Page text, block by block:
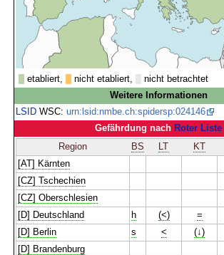
etabliert, nicht etabliert,
nicht betrachtet
Weitere Informationen
LSID WSC:urn:lsid:nmbe.ch:spidersp:024146
Gefährdung nach Roter Liste
Region
BS LT KT
[AT] Kärnten
[CZ] Tschechien
[CZ] Oberschlesien
[D] Deutschland
h (<) =
[D] Berlin
s < (↓)
[D] Brandenburg